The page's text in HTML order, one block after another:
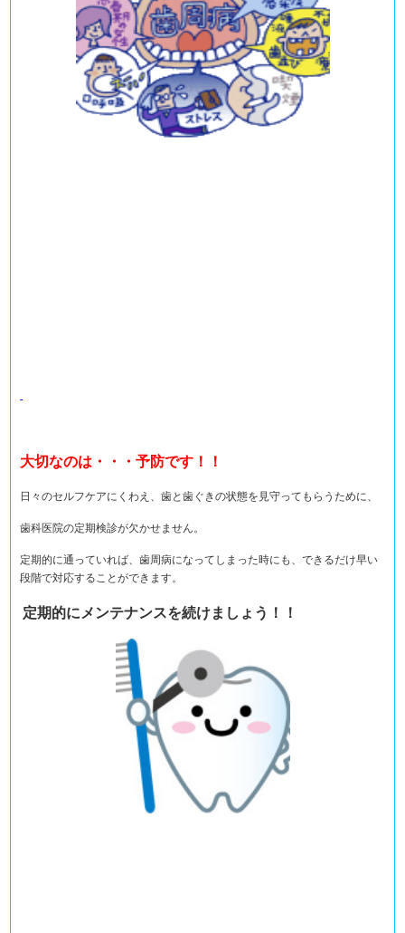
大切なのは・・・予防です！！
日々のセルフケアにくわえ、歯と歯ぐきの状態を見守ってもらうために、
歯科医院の定期検診が欠かせません。
定期的に通っていれば、歯周病になってしまった時にも、できるだけ早い
段階で対応することができます。
定期的にメンテナンスを続けましょう！！